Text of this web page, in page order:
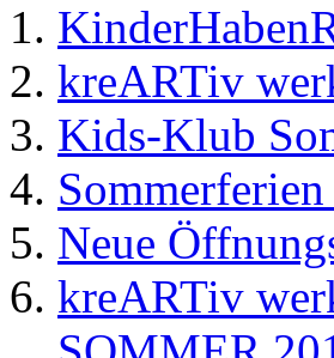
kreARTiv
Kids-Klub
Neue
kreARTiv